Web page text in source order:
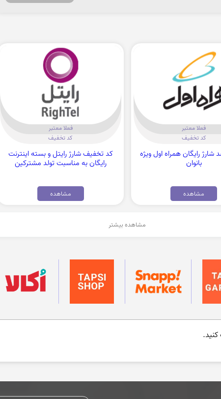
فعلا معتبر
کد تخفیف
درصد شارژ رایگان همراه اول ویژه
بانوان
مشاهده
فعلا معتبر
کد تخفیف
کد تخفیف شارژ رایتل و بسته اینترنت
رایگان به مناسبت تولد مشترکین
مشاهده
مشاهده بیشتر